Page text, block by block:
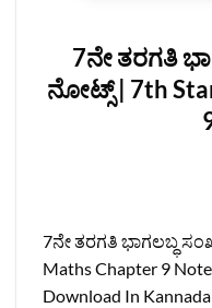
7ನೇ ತರಗತಿ
ನೋಟ್ಸ್‌ | 7th
7ನೇ ತರಗತಿ ಭಾಗಲಬ್ಧ
Maths Chapter 9
Download In